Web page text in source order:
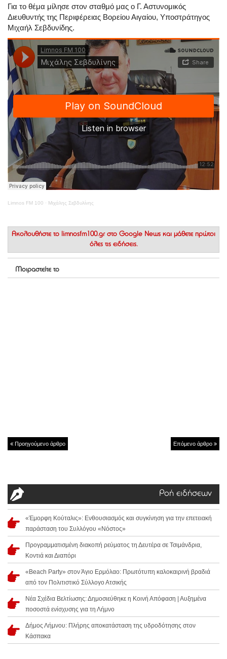
Για το θέμα μίλησε στον σταθμό μας ο Γ. Αστυνομικός
Διευθυντής της Περιφέρειας Βορείου Αιγαίου, Υποστράτηγος
Μιχαήλ Σεβδυνίδης.
Limnos FM 100 · Μιχάλης Σεβδυλίνης
Ακολουθήστε το limnosfm100.gr στο Google News και μάθετε πρώτοι
όλες τις ειδήσεις.
Μοιραστείτε το
Προηγούμενο άρθρο Επόμενο άρθρο
Ροή ειδήσεων
«Έμορφη Κούταλις»: Ενθουσιασμός και συγκίνηση για την επετειακή
παράσταση του Συλλόγου «Νόστος»
Προγραμματισμένη διακοπή ρεύματος τη Δευτέρα σε Τσιμάνδρια,
Κοντιά και Διαπόρι
«Beach Party» στον Άγιο Ερμόλαο: Πρωτότυπη καλοκαιρινή βραδιά
από τον Πολιτιστικό Σύλλογο Ατσικής
Νέα Σχέδια Βελτίωσης: Δημοσιεύθηκε η Κοινή Απόφαση | Αυξημένα
ποσοστά ενίσχυσης για τη Λήμνο
Δήμος Λήμνου: Πλήρης αποκατάσταση της υδροδότησης στον
Κάσπακα